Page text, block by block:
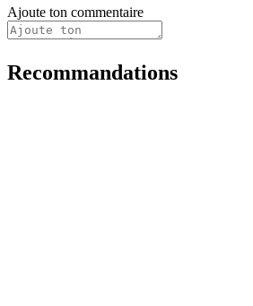
Ajoute ton commentaire
Recommandations